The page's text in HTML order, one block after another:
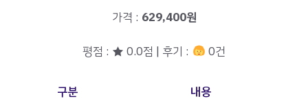
가격 : 629,400원
평점 : ★ 0.0점 | 후기 : 0건
구분
내용